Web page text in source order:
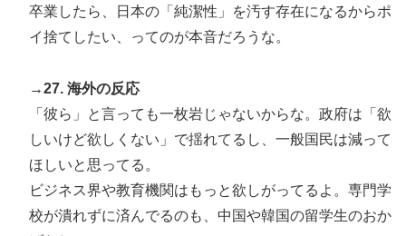
卒業したら、日本の「純潔性」を汚す存在になるからポ
イ捨てしたい、ってのが本音だろうな。
→27. 海外の反応
「彼ら」と言っても一枚岩じゃないからな。政府は「欲
しいけど欲しくない」で揺れてるし、一般国民は減って
ほしいと思ってる。
ビジネス界や教育機関はもっと欲しがってるよ。専門学
校が潰れずに済んでるのも、中国や韓国の留学生のおか